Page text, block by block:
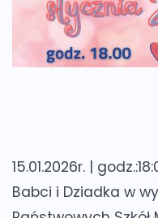
15.01.2026r. |
Babci i Dziadka w